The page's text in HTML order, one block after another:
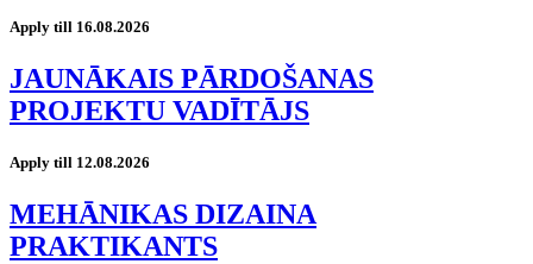
Apply till 16.08.2026
JAUNĀKAIS PĀRDOŠANAS
PROJEKTU VADĪTĀJS
Apply till 12.08.2026
MEHĀNIKAS DIZAINA
PRAKTIKANTS